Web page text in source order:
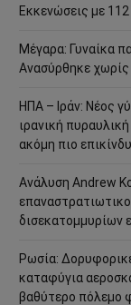
Εκκενώσεις με
Μέγαρα: Γυναίκα
Ανασύρθηκε χωρίς
ΗΠΑ – Ιράν: Νέος
ιρανική
ακόμη πιο
Ανάλυση Andrew
δισεκατομμυρίων
Ρωσία:
καταφύγια
βαθύτερο πόλεμο